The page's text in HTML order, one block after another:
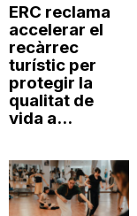
g
o
n
a
ERC reclama
accelerar el
recàrrec
turístic per
protegir la
qualitat de
vida a...